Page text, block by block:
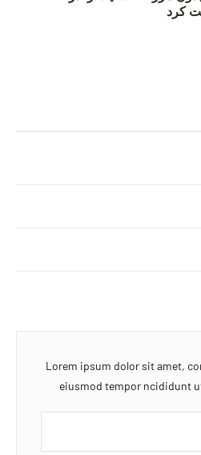
کرد
Lorem ipsum dolor sit amet,
eiusmod tempor ncididunt